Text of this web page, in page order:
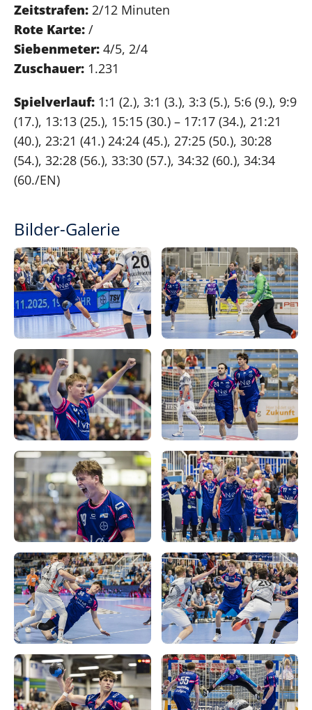
Zeitstrafen: 2/12 Minuten
Rote Karte: /
Siebenmeter: 4/5, 2/4
Zuschauer: 1.231
Spielverlauf: 1:1 (2.), 3:1 (3.), 3:3 (5.), 5:6 (9.), 9:9
(17.), 13:13 (25.), 15:15 (30.) – 17:17 (34.), 21:21
(40.), 23:21 (41.) 24:24 (45.), 27:25 (50.), 30:28
(54.), 32:28 (56.), 33:30 (57.), 34:32 (60.), 34:34
(60./EN)
Bilder-Galerie